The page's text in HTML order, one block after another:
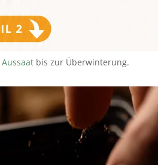
Aussaat bis zur Überwinterung.